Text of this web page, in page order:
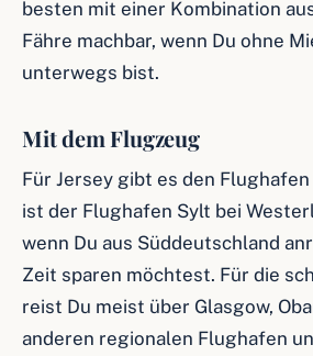
besten mit einer Kombination
Fähre machbar, wenn Du ohne
unterwegs bist.
Mit dem Flugzeug
Für Jersey gibt es den Flughafen
ist der Flughafen Sylt bei
wenn Du aus Süddeutschland
Zeit sparen möchtest. Für die
reist Du meist über Glasgow,
anderen regionalen Flughafen